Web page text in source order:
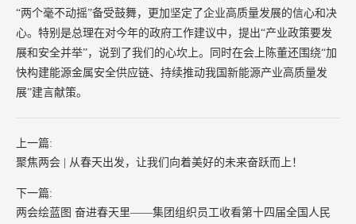
“两个毫不动摇”备受鼓舞，更加坚定了企业高质量发展的信心和决
心。特别是总理在对今年的政府工作建议中，提出“产业政策要发
展和安全并举”，说到了我们的心坎上。同时在会上陈董还围绕“加
快构建能源金属安全供应链、持续推动我国新能源产业高质量发
展”建言献策。
上一篇:
聚焦两会 | 从春天出发，让我们向着美好的未来奋跃而上！
下一篇:
两会绘蓝图 奋进春天里——集团组织员工收看第十四届全国人民